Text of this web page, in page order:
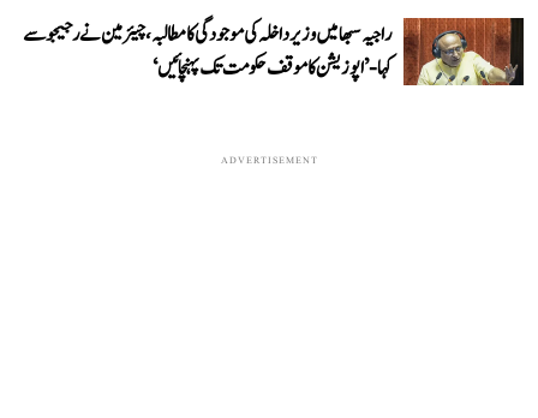
راجیہ سبھا میں وزیر داخلہ کی موجودگی کا مطالبہ، چیئرمین نے رجیجو سے
کہا- ’اپوزیشن کا موقف حکومت تک پہنچائیں‘
ADVERTISEMENT